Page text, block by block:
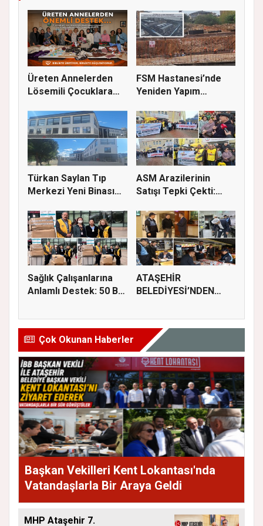
Üreten Annelerden
Lösemili Çocuklara
FSM Hastanesi’nde
Yeniden Yapım
Türkan Saylan Tıp
Merkezi Yeni Binası
ASM Arazilerinin
Satışı Tepki Çekti:
Sağlık Çalışanlarına
Anlamlı Destek: 50 Bin
ATAŞEHİR
BELEDİYESİ’NDEN
İÇİN...
Çok Okunan Haberler
Başkan Vekilleri Kent Lokantası'nda
Vatandaşlarla Bir Araya Geldi
MHP Ataşehir 7.